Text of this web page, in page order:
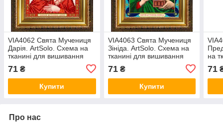
VIA4062 Свята Мучениця
Дарія. ArtSolo. Схема на
тканині для вишивання
71 ₴
Купити
VIA4063 Свята Мучениця
Зініда. ArtSolo. Схема на
тканині для вишивання
71₴
Купити
на
71
Про нас